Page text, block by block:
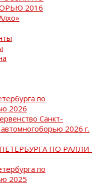
2016
по
2026
Санкт-
2026 г.
ПО РАЛЛИ-
по
2025